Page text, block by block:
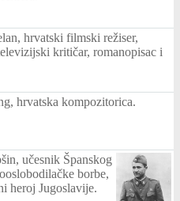
hrvatski filmski režiser,
kritičar, romanopisac i
hrvatska kompozitorica.
učesnik Španskog
borbe,
heroj Jugoslavije.